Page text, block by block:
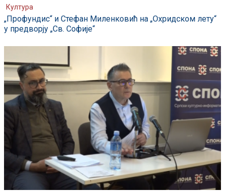
Култура
„Профундис“ и Стефан Миленковић на „Охридском лету“
у предворју „Св. Софије“